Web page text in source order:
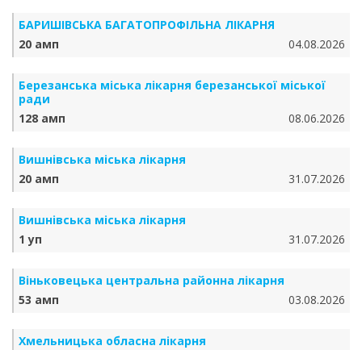
БАРИШІВСЬКА БАГАТОПРОФІЛЬНА ЛІКАРНЯ
20 амп
04.08.2026
Березанська міська лікарня березанської міської
ради
128 амп
08.06.2026
Вишнівська міська лікарня
20 амп
31.07.2026
Вишнівська міська лікарня
1 уп
31.07.2026
Віньковецька центральна районна лікарня
53 амп
03.08.2026
Хмельницька обласна лікарня